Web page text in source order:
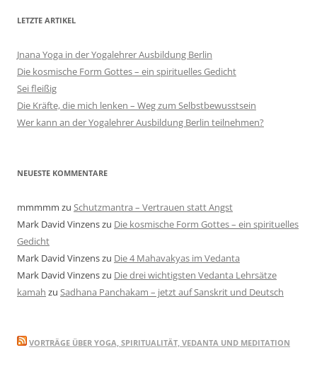
LETZTE ARTIKEL
Jnana Yoga in der Yogalehrer Ausbildung Berlin
Die kosmische Form Gottes – ein spirituelles Gedicht
Sei fleißig
Die Kräfte, die mich lenken – Weg zum Selbstbewusstsein
Wer kann an der Yogalehrer Ausbildung Berlin teilnehmen?
NEUESTE KOMMENTARE
mmmmm zu Schutzmantra – Vertrauen statt Angst
Mark David Vinzenszu Die kosmische Form Gottes – ein spirituelles
Gedicht
Mark David Vinzenszu Die 4 Mahavakyas im Vedanta
Mark David Vinzenszu Die drei wichtigsten Vedanta Lehrsätze
kamah zu Sadhana Panchakam – jetzt auf Sanskrit und Deutsch
VORTRÄGE ÜBER YOGA, SPIRITUALITÄT, VEDANTA UND MEDITATION